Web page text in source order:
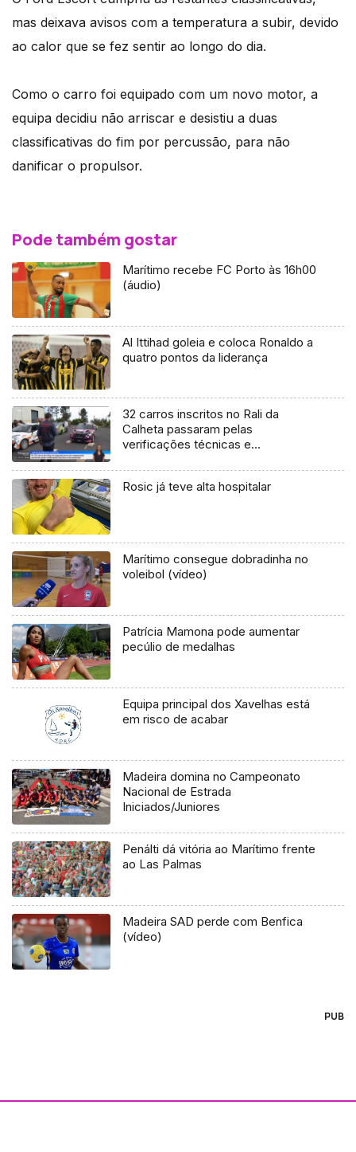
mas deixava avisos com a temperatura a subir, devido
ao calor que se fez sentir ao longo do dia.
Como o carro foi equipado com um novo motor, a
equipa decidiu não arriscar e desistiu a duas
classificativas do fim por percussão, para não
danificar o propulsor.
Pode também gostar
Marítimo recebe FC Porto às 16h00
(áudio)
Al Ittihad goleia e coloca Ronaldo a
quatro pontos da liderança
32 carros inscritos no Rali da
Calheta passaram pelas
verificações técnicas e
Rosic já teve alta hospitalar
Marítimo consegue dobradinha no
voleibol (vídeo)
Patrícia Mamona pode aumentar
pecúlio de medalhas
Equipa principal dos Xavelhas está
em risco de acabar
Madeira domina no Campeonato
Nacional de Estrada
Iniciados/Juniores
Penálti dá vitória ao Marítimo frente
ao Las Palmas
Madeira SAD perde com Benfica
(vídeo)
PUB